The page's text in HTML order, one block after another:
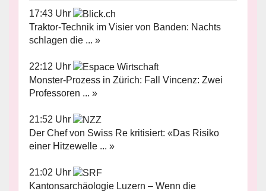
17:43 Uhr
Traktor-Technik im Visier von Banden: Nachts
schlagen die ... »
22:12 Uhr
Monster-Prozess in Zürich: Fall Vincenz: Zwei
Professoren ... »
21:52 Uhr
Der Chef von Swiss Re kritisiert: «Das Risiko
einer Hitzewelle ... »
21:02 Uhr
Kantonsarchäologie Luzern – Wenn die